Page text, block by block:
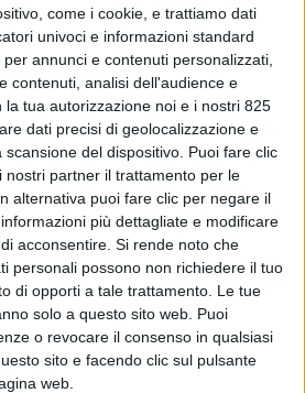
come i cookie, e trattiamo dati
univoci e informazioni standard
annunci e contenuti personalizzati,
contenuti, analisi dell'audience e
la tua autorizzazione noi e i nostri 825
dati precisi di geolocalizzazione e
del dispositivo. Puoi fare clic
nostri partner il trattamento per le
alternativa puoi fare clic per negare il
più dettagliate e modificare
acconsentire. Si rende noto che
personali possono non richiedere il tuo
di opporti a tale trattamento. Le tue
solo a questo sito web. Puoi
o revocare il consenso in qualsiasi
sito e facendo clic sul pulsante
web.
soluzione ma
per le